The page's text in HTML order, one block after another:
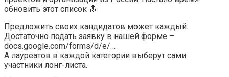
обновить этот список 🔝
Предложить своих кандидатов может каждый.
Достаточно подать заявку в нашей форме –
docs.google.com/forms/d/e/…
А лауреатов в каждой категории выберут сами
участники лонг-листа.